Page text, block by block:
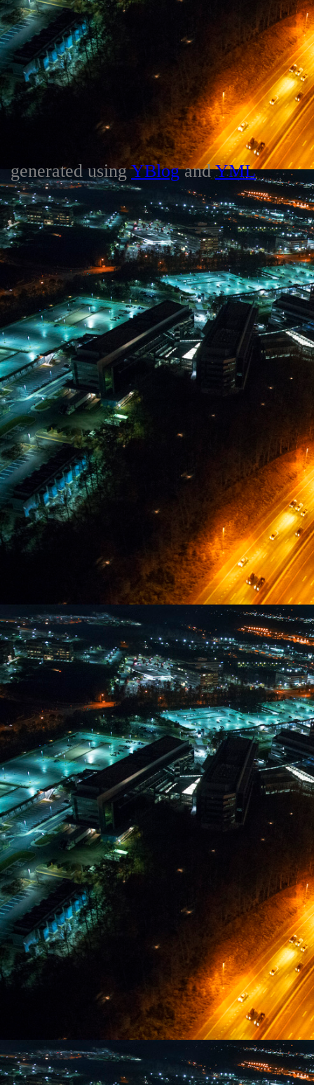
generated usingYBlogandYML